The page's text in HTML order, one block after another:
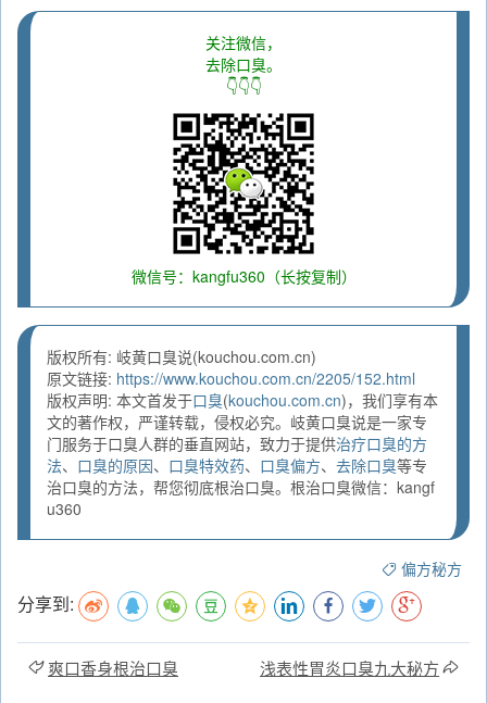
关注微信，
去除口臭。
👇👇👇
微信号：kangfu360（长按复制）
版权所有: 岐黄口臭说(kouchou.com.cn)
原文链接: https://www.kouchou.com.cn/2205/152.html
版权声明: 本文首发于口臭(kouchou.com.cn)，我们享有本
文的著作权，严谨转载，侵权必究。岐黄口臭说是一家专
门服务于口臭人群的垂直网站，致力于提供治疗口臭的方
法、 口臭的原因、 口臭特效药、 口臭偏方、 去除口臭等专
治口臭的方法，帮您彻底根治口臭。根治口臭微信：kangf
u360
偏方秘方
分享到:
爽口香身根治口臭 浅表性胃炎口臭九大秘方